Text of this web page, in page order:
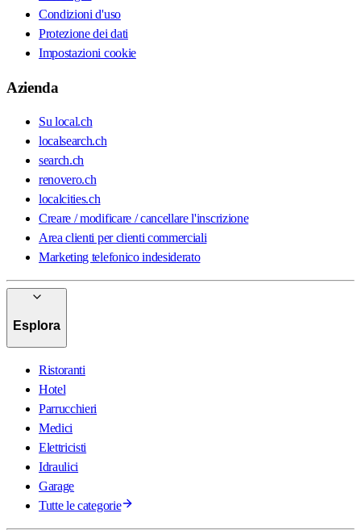
Condizioni d'uso
Protezione dei dati
Impostazioni cookie
Azienda
Su local.ch
localsearch.ch
search.ch
renovero.ch
localcities.ch
Creare / modificare / cancellare l'inscrizione
Area clienti per clienti commerciali
Marketing telefonico indesiderato
Esplora
Ristoranti
Hotel
Parrucchieri
Medici
Elettricisti
Idraulici
Garage
Tutte le categorie